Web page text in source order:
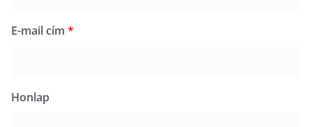
E-mail cím *
Honlap